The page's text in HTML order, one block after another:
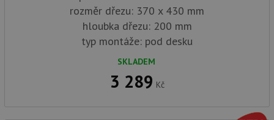
rozměr dřezu: 370 x 430 mm
hloubka dřezu: 200 mm
typ montáže: pod desku
SKLADEM
3 289 Kč